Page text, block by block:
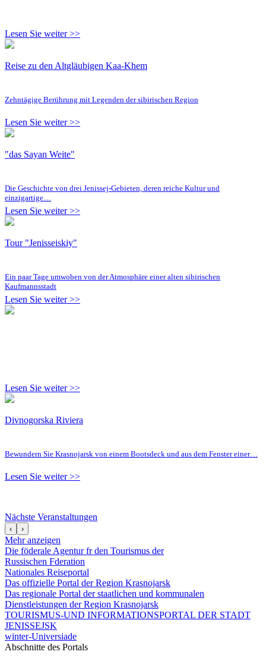
Lesen Sie weiter >>
Reise zu den Altgläubigen Kaa-Khem
Zehntägige Berührung mit Legenden der sibirischen Region
Lesen Sie weiter >>
"das Sayan Weite"
Die Geschichte von drei Jenissej-Gebieten, deren reiche Kultur und
einzigartige…
Lesen Sie weiter >>
Tour "Jenisseiskiy"
Ein paar Tage umwoben von der Atmosphäre einer alten sibirischen
Kaufmannsstadt
Lesen Sie weiter >>
Lesen Sie weiter >>
Divnogorska Riviera
Bewundern Sie Krasnojarsk von einem Bootsdeck und aus dem Fenster einer…
Lesen Sie weiter >>
Nächste Veranstaltungen
‹ ›
Mehr anzeigen
Die föderale Agentur fr den Tourismus der
Russischen Fderation
Nationales Reiseportal
Das offizielle Portal der Region Krasnojarsk
Das regionale Portal der staatlichen und kommunalen
Dienstleistungen der Region Krasnojarsk
TOURISMUS-UND INFORMATIONSPORTAL DER STADT
JENISSEJSK
winter-Universiade
Abschnitte des Portals